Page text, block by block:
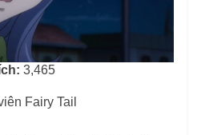
3,465
Fairy Tail